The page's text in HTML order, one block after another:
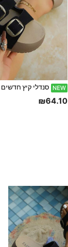
NEW
₪64.10